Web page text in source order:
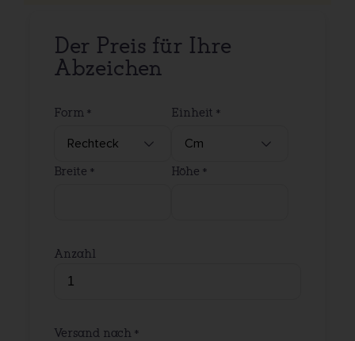
Der Preis für Ihre
Abzeichen
Form Einheit
Breite Höhe
Anzahl
Versand nach